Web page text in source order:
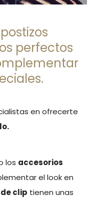
perfectos
en ofrecerte
los accesorios
el look en
clip tienen unas